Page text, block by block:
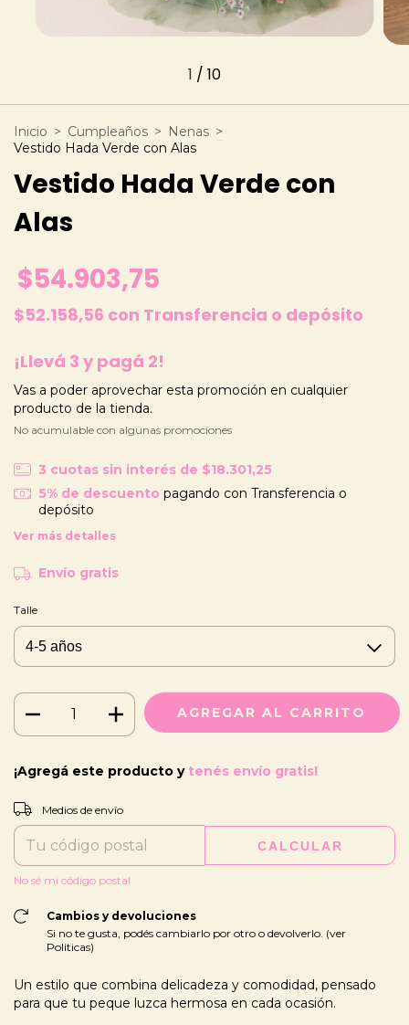
1 / 10
Inicio > Cumpleaños > Nenas >
Vestido Hada Verde con Alas
Vestido Hada Verde con
Alas
$54.903,75
$52.158,56 con Transferencia o depósito
¡Llevá 3 y pagá 2!
Vas a poder aprovechar esta promoción en cualquier
producto de la tienda.
No acumulable con algunas promociones
3 cuotas sin interés de $18.301,25
5% de descuento pagando con Transferencia o
depósito
Ver más detalles
Envío gratis
Talle
¡Agregá este producto y tenés envío gratis!
Entregas para el CP:
Medios de envío
CALCULAR
No sé mi código postal
Cambios y devoluciones
Si no te gusta, podés cambiarlo por otro o devolverlo. (ver
Politicas)
Un estilo que combina delicadeza y comodidad, pensado
para que tu peque luzca hermosa en cada ocasión.